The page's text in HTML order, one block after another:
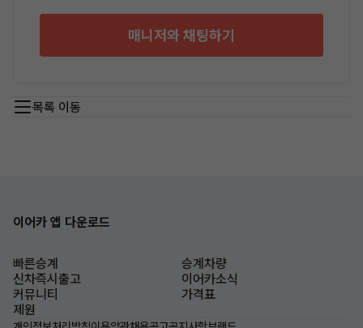
매니저와 채팅하기
목록 이동
이어카 앱 다운로드
빠른승계
승계차량
신차즉시출고
이어카소식
커뮤니티
가격표
제원